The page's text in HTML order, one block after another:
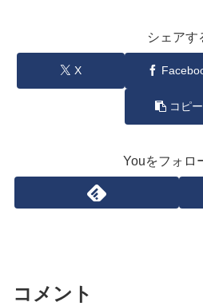
シェアす
X
コピー
Youをフォロ
コメント